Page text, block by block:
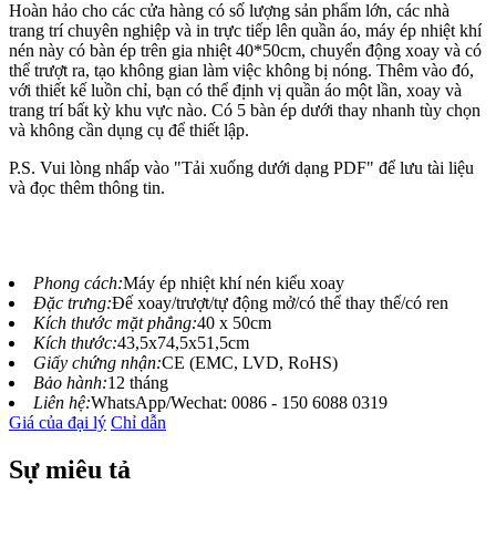
Hoàn hảo cho các cửa hàng có số lượng sản phẩm lớn, các nhà
trang trí chuyên nghiệp và in trực tiếp lên quần áo, máy ép nhiệt khí
nén này có bàn ép trên gia nhiệt 40*50cm, chuyển động xoay và có
thể trượt ra, tạo không gian làm việc không bị nóng. Thêm vào đó,
với thiết kế luồn chỉ, bạn có thể định vị quần áo một lần, xoay và
trang trí bất kỳ khu vực nào. Có 5 bàn ép dưới thay nhanh tùy chọn
và không cần dụng cụ để thiết lập.
P.S. Vui lòng nhấp vào "Tải xuống dưới dạng PDF" để lưu tài liệu
và đọc thêm thông tin.
Phong cách:Máy ép nhiệt khí nén kiểu xoay
Đặc trưng:Đế xoay/trượt/tự động mở/có thể thay thế/có ren
Kích thước mặt phẳng:40 x 50cm
Kích thước:43,5x74,5x51,5cm
Giấy chứng nhận:CE (EMC, LVD, RoHS)
Bảo hành:12 tháng
Liên hệ:WhatsApp/Wechat: 0086 - 150 6088 0319
Giá của đại lý Chỉ dẫn
Sự miêu tả